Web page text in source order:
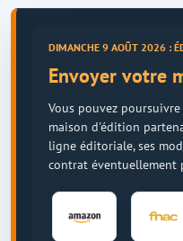
DIMANCHE 9 AOÛT 2026 :
Envoyer votre
Vous pouvez
maison d'édition
ligne éditoriale, ses
contrat éventuellement